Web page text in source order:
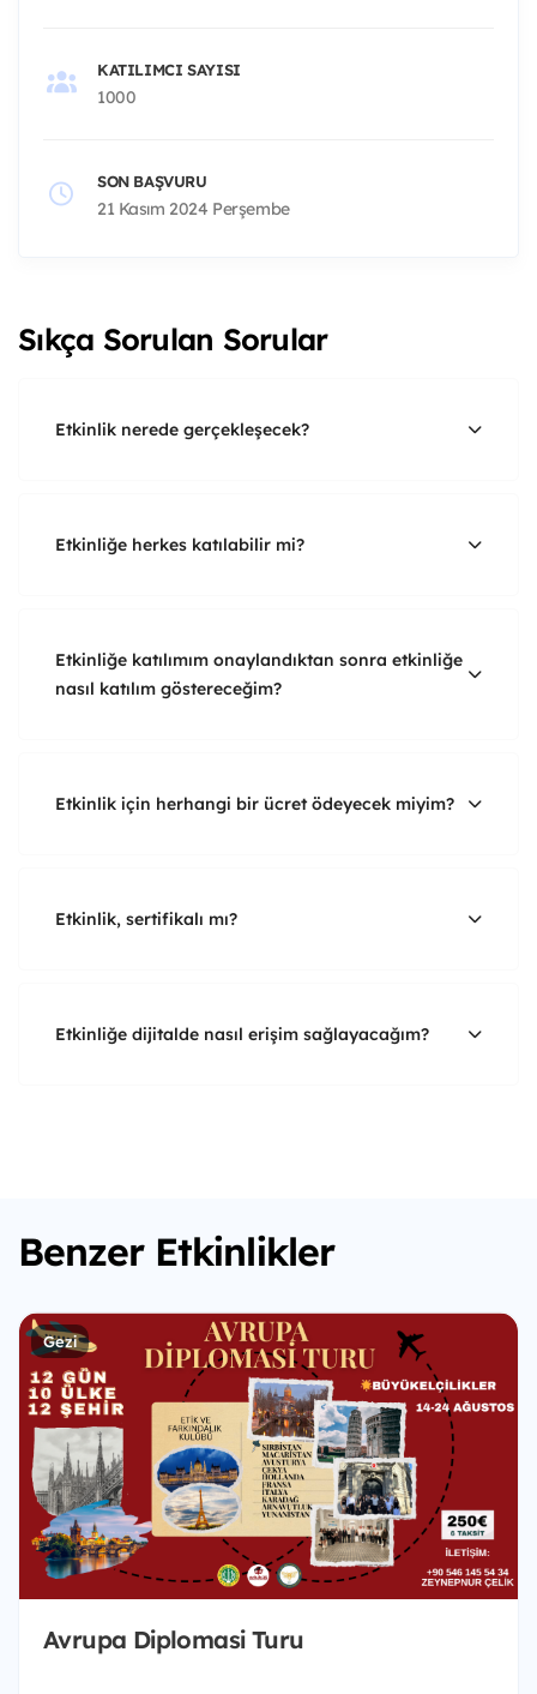
KATILIMCI SAYISI
1000
SON BAŞVURU
21 Kasım 2024 Perşembe
Sıkça Sorulan Sorular
Etkinlik nerede gerçekleşecek?
Etkinliğe herkes katılabilir mi?
Etkinliğe katılımım onaylandıktan sonra etkinliğe
nasıl katılım göstereceğim?
Etkinlik için herhangi bir ücret ödeyecek miyim?
Etkinlik, sertifikalı mı?
Etkinliğe dijitalde nasıl erişim sağlayacağım?
Benzer Etkinlikler
Gezi
Avrupa Diplomasi Turu